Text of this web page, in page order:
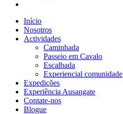
Início
Nosotros
Actividades
Caminhada
Passeio em Cavalo
Escalhada
Experiencial comunidade
Expedições
Experiência Ausangate
Contate-nos
Blogue